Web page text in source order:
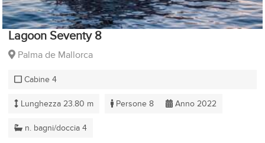
Lagoon Seventy 8
Palma de Mallorca
Cabine 4
Lunghezza 23.80 m Persone 8 Anno 2022
n. bagni/doccia 4